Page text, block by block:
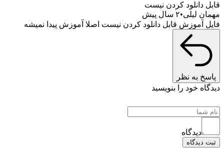
قابل دانلود کردن نیست
مهمان لیلی ۲ سال پیش
فایل آموزش قابل دانلود کردن نیست اصلا آموزش پیدا نمیشه
پاسخ به نظر
دیدگاه خود را بنویسید
دیدگاه
ثبت دیدگاه